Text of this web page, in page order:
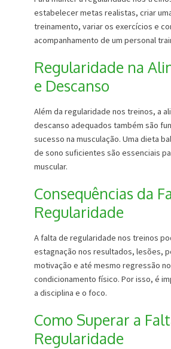
estabelecer metas realistas, criar
treinamento, variar os exercícios e
acompanhamento de um personal
Regularidade na
e Descanso
Além da regularidade nos treinos, a
descanso adequados também são
sucesso na musculação. Uma dieta
de sono suficientes são essenciais
muscular.
Consequências da
Regularidade
A falta de regularidade nos treinos
estagnação nos resultados, lesões,
motivação e até mesmo regressão no
condicionamento físico. Por isso, é
a disciplina e o foco.
Como Superar a
Regularidade